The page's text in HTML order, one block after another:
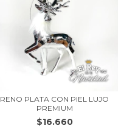
RENO PLATA CON PIEL LUJO
PREMIUM
$16.660